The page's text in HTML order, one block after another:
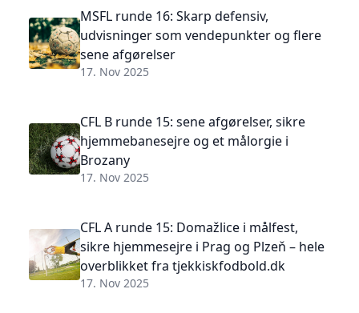
MSFL runde 16: Skarp defensiv,
udvisninger som vendepunkter og flere
sene afgørelser
17. Nov 2025
CFL B runde 15: sene afgørelser, sikre
hjemmebanesejre og et målorgie i
Brozany
17. Nov 2025
CFL A runde 15: Domažlice i målfest,
sikre hjemmesejre i Prag og Plzeň – hele
overblikket fra tjekkiskfodbold.dk
17. Nov 2025